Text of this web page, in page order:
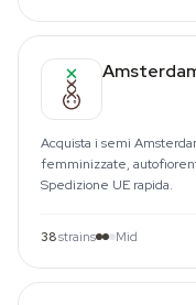
Acquista i semi
femminizzate,
Spedizione UE rapida.
38strains Mid